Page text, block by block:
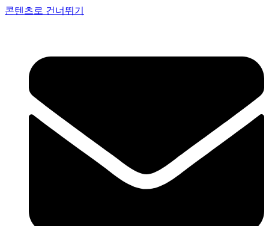
콘텐츠로 건너뛰기